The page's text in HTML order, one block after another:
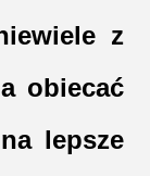
z
obiecać
lepsze